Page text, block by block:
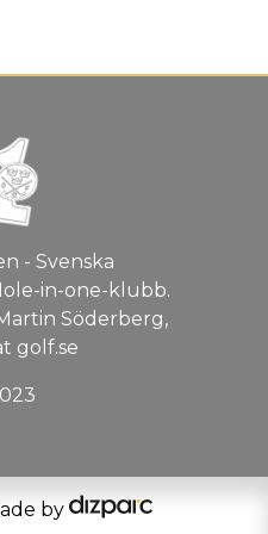
- Svenska
in-one-klubb.
Söderberg,
golf.se
by